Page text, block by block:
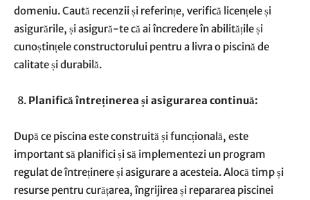
domeniu. Caută recenzii și referințe, verifică licențele și
asigurările, și asigură-te că ai încredere în abilitățile și
cunoștințele constructorului pentru a livra o piscină de
calitate și durabilă.
Planifică întreținerea și asigurarea continuă:
După ce piscina este construită și funcțională, este
important să planifici și să implementezi un program
regulat de întreținere și asigurare a acesteia. Alocă timp și
resurse pentru curățarea, îngrijirea și repararea piscinei